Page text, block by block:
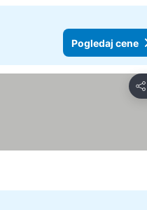
Pogledaj cene
Deli